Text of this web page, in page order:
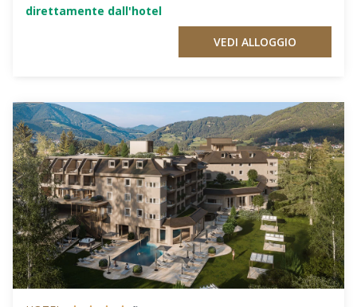
direttamente dall'hotel
VEDI ALLOGGIO